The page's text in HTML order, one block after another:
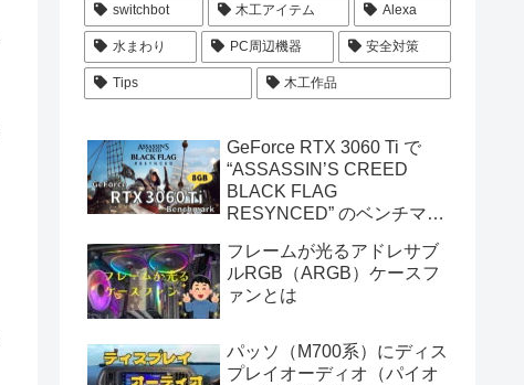
switchbot 木工アイテム Alexa
水まわり PC周辺機器 安全対策
Tips 木工作品
GeForce RTX 3060 Ti で
“ASSASSIN’S CREED
BLACK FLAG
RESYNCED” のベンチマー
フレームが光るアドレサブ
ルRGB（ARGB）ケースフ
ァンとは
パッソ（M700系）にディス
プレイオーディオ（パイオ